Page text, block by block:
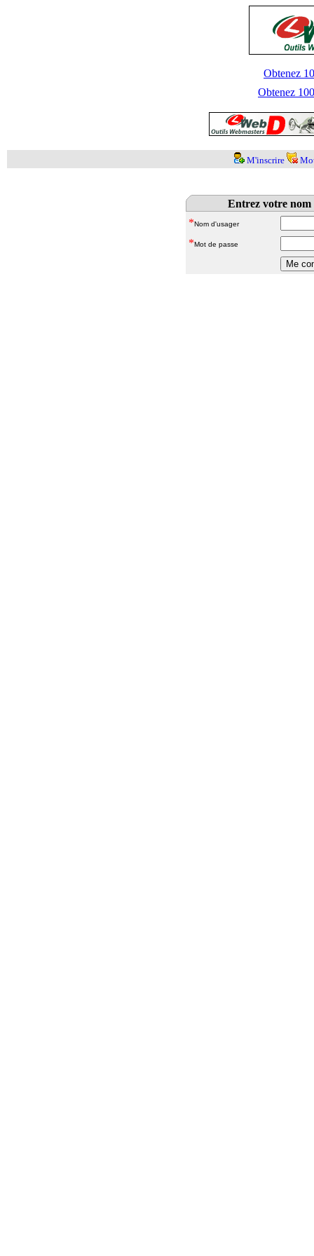
Obtenez
Obtenez
M'inscrire
Entrez votre nom
*Nom d'usager
*Mot de passe